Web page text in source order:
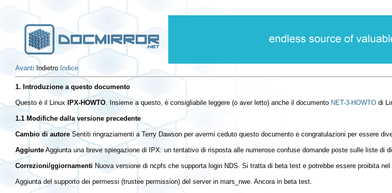
Avanti IndietroIndice
1. Introduzione a questo documento
Questo è il Linux IPX-HOWTO. Insieme a questo, è consigliabile leggere (o aver letto) anche il documento NET-3-HOWTO di
1.1 Modifiche dalla versione precedente
Cambio di autore Sentiti ringraziamenti a Terry Dawson per avermi ceduto questo documento e congratulazioni per essere
Aggiunte Aggiunta una breve spiegazione di IPX: un tentativo di risposta alle numerose confuse domande poste sulle liste di
Correzioni/ggiornamenti Nuova versione di ncpfs che supporta login NDS. Si tratta di beta test e potrebbe essere proibita
Aggiunta del supporto dei permessi (trustee permission) del server in mars_nwe. Ancora in beta test.